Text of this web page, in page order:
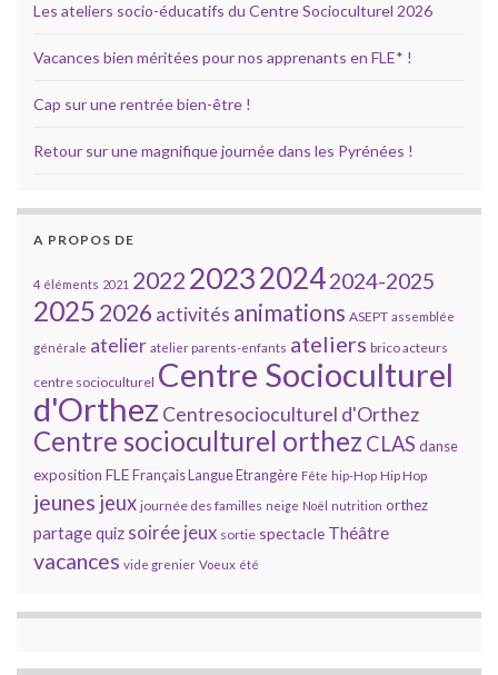
Les ateliers socio-éducatifs du Centre Socioculturel 2026
Vacances bien méritées pour nos apprenants en FLE* !
Cap sur une rentrée bien-être !
Retour sur une magnifique journée dans les Pyrénées !
A PROPOS DE
4 éléments 2021 2022202320242024-2025
20252026 activités animations ASEPT assemblée
générale atelier atelier parents-enfants ateliers brico acteurs
centre socioculturel Centre Socioculturel
d'Orthez Centresocioculturel d'Orthez
Centre socioculturel orthez CLAS danse
exposition FLE Français Langue Etrangère Fête hip-Hop Hip Hop
jeunes jeux journée des familles neige Noël nutrition orthez
partagequiz soirée jeux sortie spectacle Théâtre
vacances vide grenier Voeux été